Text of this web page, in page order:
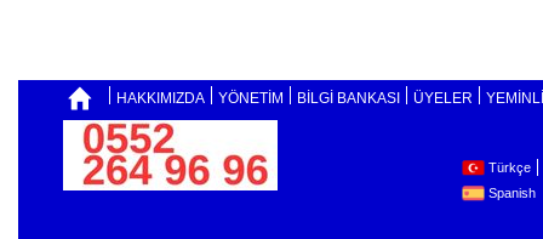
HAKKIMIZDA YÖNETİM BİLGİ BANKASI ÜYELER
Türkçe
Spanish